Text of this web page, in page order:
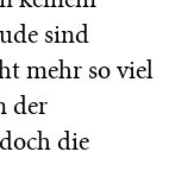
sind
mehr so viel
der
die